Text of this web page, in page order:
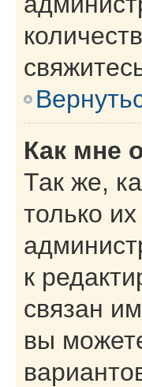
Как мне
Так же,
только
к
связан
вы